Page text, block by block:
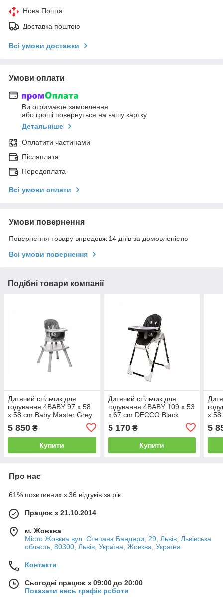
Нова Пошта
Доставка поштою
Всі умови доставки
Умови оплати
Ви отримаєте замовлення
або гроші повернуться на вашу картку
Детальніше
Оплатити частинами
Післяплата
Передоплата
Всі умови оплати
Умови повернення
Повернення товару впродовж 14 днів за домовленістю
Всі умови повернення
Подібні товари компанії
Дитячий стільчик для
годування 4BABY 97 x 58
x 58 cm Baby Master Grey
5 850 ₴
Купити
Дитячий стільчик для
годування 4BABY 109 x 53
x 67 cm DECCO Black
5 170₴
Купити
x 58
5
Про нас
61% позитивних з 36 відгуків за рік
Працює з 21.10.2014
м. Жовква
Місто Жовква вул. Степана Бандери, 29, Львів, Львівська
область, 80300, Львів, Україна, Жовква, Україна
Контакти
Сьогодні працює з 09:00 до 20:00
Показати весь графік роботи